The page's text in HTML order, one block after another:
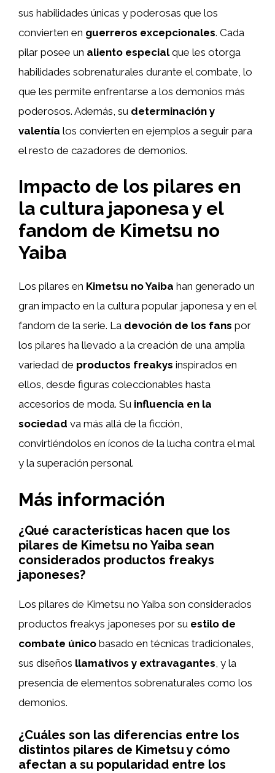
sus habilidades únicas y poderosas que los
convierten en guerreros excepcionales. Cada
pilar posee un aliento especialque les otorga
habilidades sobrenaturales durante el combate, lo
que les permite enfrentarse a los demonios más
poderosos. Además, su determinación y
valentía los convierten en ejemplos a seguir para
el resto de cazadores de demonios.
Impacto de los pilares en
la cultura japonesa y el
fandom de Kimetsu no
Yaiba
Los pilares en Kimetsu no Yaiba han generado un
gran impacto en la cultura popular japonesa y en el
fandom de la serie. La devoción de los fans por
los pilares ha llevado a la creación de una amplia
variedad de productos freakys inspirados en
ellos, desde figuras coleccionables hasta
accesorios de moda. Su influencia en la
sociedad va más allá de la ficción,
convirtiéndolos en íconos de la lucha contra el mal
y la superación personal.
Más información
¿Qué características hacen que los
pilares de Kimetsu no Yaiba sean
considerados productos freakys
japoneses?
Los pilares de Kimetsu no Yaiba son considerados
productos freakys japoneses por su estilo de
combate único basado en técnicas tradicionales,
sus diseños llamativos y extravagantes , y la
presencia de elementos sobrenaturales como los
demonios.
¿Cuáles son las diferencias entre los
distintos pilares de Kimetsu y cómo
afectan a su popularidad entre los